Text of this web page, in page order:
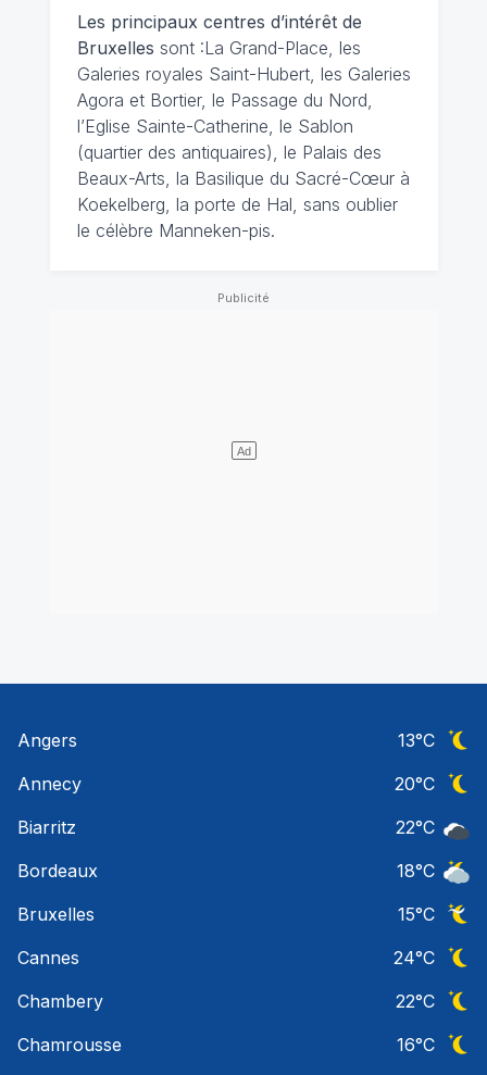
Les principaux centres d’intérêt de
Bruxelles sont :La Grand-Place, les
Galeries royales Saint-Hubert, les Galeries
Agora et Bortier, le Passage du Nord,
l’Eglise Sainte-Catherine, le Sablon
(quartier des antiquaires), le Palais des
Beaux-Arts, la Basilique du Sacré-Cœur à
Koekelberg, la porte de Hal, sans oublier
le célèbre Manneken-pis.
Angers 13°C
Annecy
20°C
Biarritz
22°C
Bordeaux
18°C
Bruxelles
15°C
Cannes
24°C
Chambery
22°C
Chamrousse
16°C